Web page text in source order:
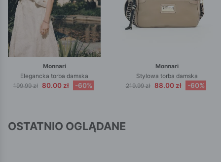
Monnari
Elegancka torba damska
199.99 zł 80.00 zł -60%
Monnari
Stylowa torba damska
219.99 zł 88.00 zł -60%
OSTATNIO OGLĄDANE